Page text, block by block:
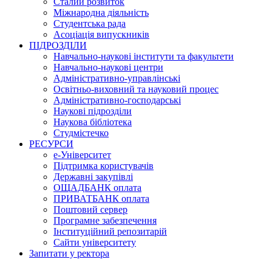
Міжнародна діяльність
Студентська рада
Асоціація випускників
ПІДРОЗДІЛИ
Навчально-наукові інститути та факультети
Навчально-наукові центри
Адміністративно-управлінські
Освітньо-виховний та науковий процес
Адміністративно-господарські
Наукові підрозділи
Наукова бібліотека
Студмістечко
РЕСУРСИ
е-Університет
Підтримка користувачів
Державні закупівлі
ОЩАДБАНК оплата
ПРИВАТБАНК оплата
Поштовий сервер
Програмне забезпечення
Інституційний репозитарій
Сайти університету
Запитати у ректора